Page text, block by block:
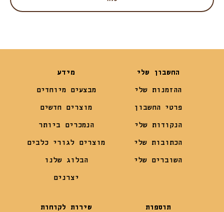
החשבון שלי
ההזמנות שלי
פרטי החשבון
הנקודות שלי
הכתובות שלי
השוברים שלי
מידע
מבצעים מיוחדים
מוצרים חדשים
הנמכרים ביותר
מוצרים לגורי כלבים
הבלוג שלנו
יצרנים
תוספות שירות לקוחות